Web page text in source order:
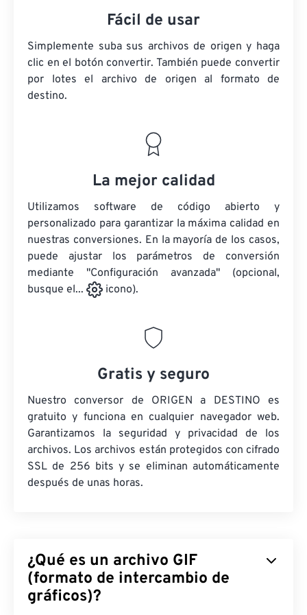
Fácil de usar
Simplemente suba sus archivos de origen y haga
clic en el botón convertir. También puede convertir
por lotes el archivo de origen al formato de
destino.
La mejor calidad
Utilizamos software de código abierto y
personalizado para garantizar la máxima calidad en
nuestras conversiones. En la mayoría de los casos,
puede ajustar los parámetros de conversión
mediante "Configuración avanzada" (opcional,
busque el...
icono).
Gratis y seguro
Nuestro conversor de ORIGEN a DESTINO es
gratuito y funciona en cualquier navegador web.
Garantizamos la seguridad y privacidad de los
archivos. Los archivos están protegidos con cifrado
SSL de 256 bits y se eliminan automáticamente
después de unas horas.
¿Qué es un archivo GIF
(formato de intercambio de
gráficos)?